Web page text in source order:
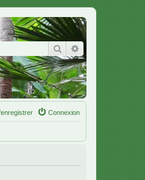
Rechercher
Connexion